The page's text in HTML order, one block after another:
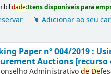
dade:Itens disponíveis para
Adicionar ao seu
Paper nº 004/2019 :
Auctions